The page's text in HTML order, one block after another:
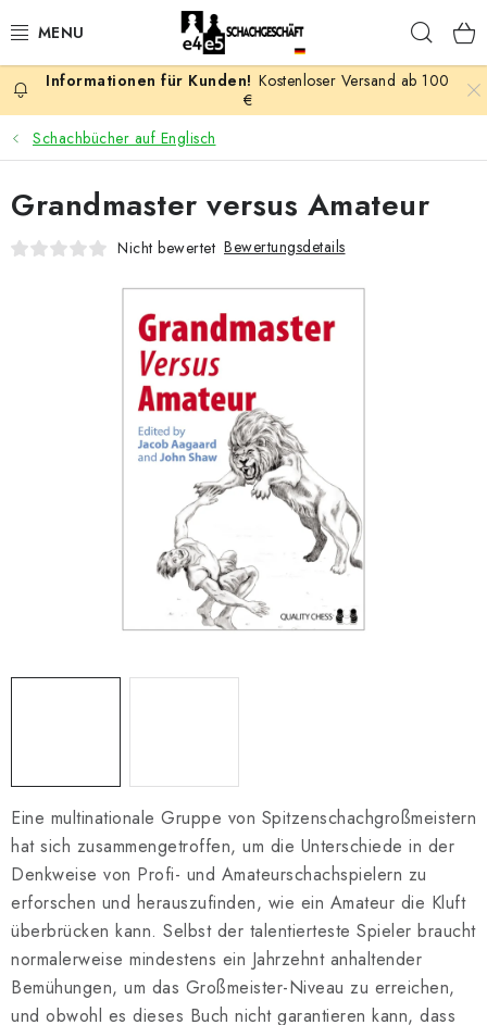
Inhalt
AKTION
SCHACHSPIELE
SCHACHFIGUREN
SCHACHBRETTER
SCHACHUHREN
SCHACHBÜCHER
SCHACH-ANTIQUITÄTENLADEN
SCHACH GESCHENKE
Geschäftsbedingungen
Kostenloser Versand ab 100
€
Schachbücher auf Englisch
Eine multinationale Gruppe von Spitzenschachgroßmeistern
hat sich zusammengetroffen, um die Unterschiede in der
Denkweise von Profi- und Amateurschachspielern zu
erforschen und herauszufinden, wie ein Amateur die Kluft
überbrücken kann. Selbst der talentierteste Spieler braucht
normalerweise mindestens ein Jahrzehnt anhaltender
Bemühungen, um das Großmeister-Niveau zu erreichen,
und obwohl es dieses Buch nicht garantieren kann, dass
Grandmaster versus Amateur
Nicht bewertet Bewertungsdetails